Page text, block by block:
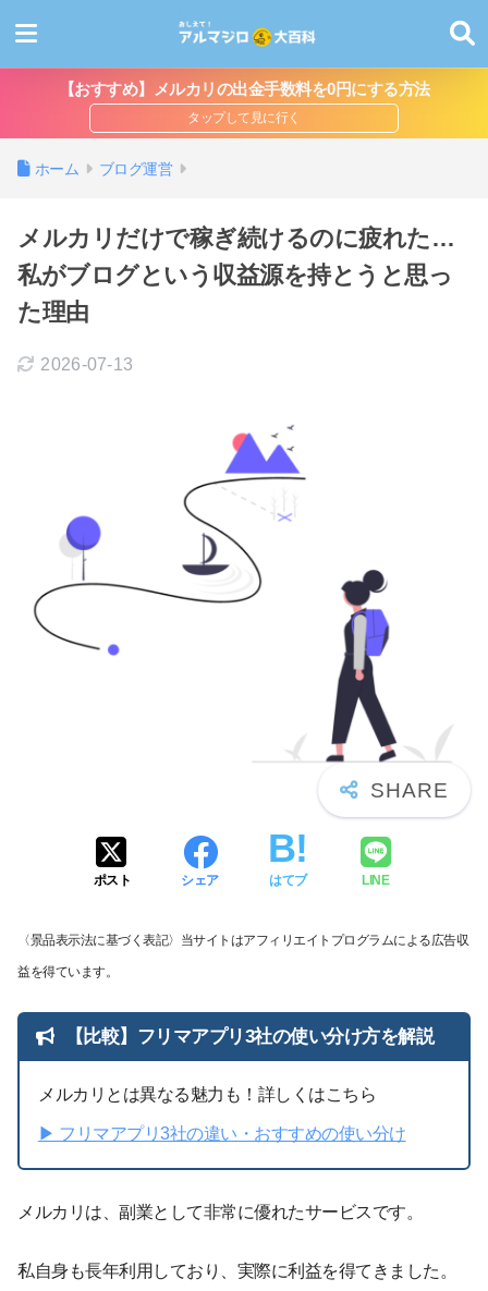
【おすすめ】メルカリの出金手数料を0円にする方法
ホーム ブログ運営
メルカリだけで稼ぎ続けるのに疲れた…
私がブログという収益源を持とうと思っ
た理由
2026-07-13
ポスト シェア はてブ LINE
〈景品表示法に基づく表記〉当サイトはアフィリエイトプログラムによる広告収
益を得ています。
【比較】フリマアプリ3社の使い分け方を解説
メルカリとは異なる魅力も！詳しくはこちら
▶︎ フリマアプリ3社の違い・おすすめの使い分け
メルカリは、副業として非常に優れたサービスです。
私自身も長年利用しており、実際に利益を得てきました。